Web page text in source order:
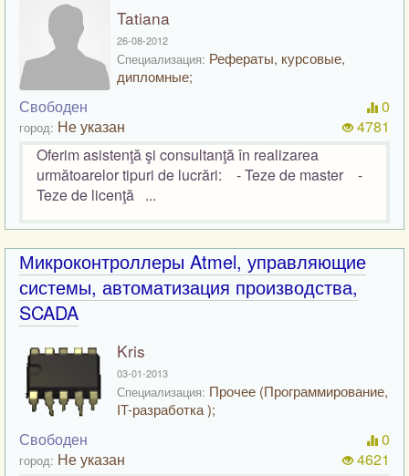
Tatiana
26-08-2012
Специализация: Рефераты, курсовые,
дипломные;
Свободен
город: Не указан
0
4781
Oferim asistenţă şi consultanţă în realizarea
următoarelor tipuri de lucrări: - Teze de master -
Teze de licenţă ...
Микроконтроллеры Atmel, управляющие
системы, автоматизация производства,
SCADA
Kris
03-01-2013
Специализация: Прочее (Программирование,
IT-разработка );
Свободен
город: Не указан
0
4621